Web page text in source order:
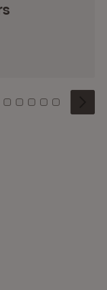
5 6 7 8
Kachel: 9
Zu Kachel: 10
Zu Kachel: 11
Zu Kachel: 12
Zu Kachel:
Zu